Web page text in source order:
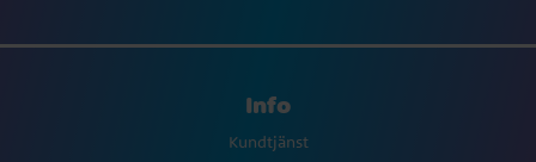
Info
Kundtjänst